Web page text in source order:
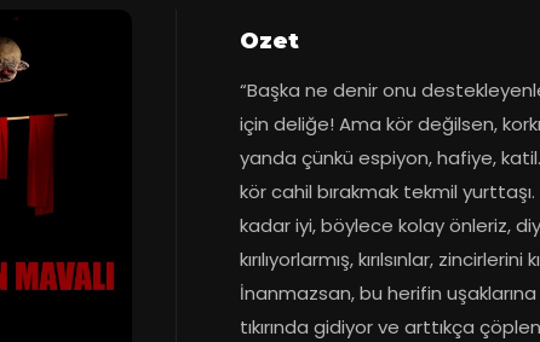
Ozet
“Başka ne denir onu
için deliğe! Ama kör değilsen,
yanda çünkü espiyon, hafiye,
kör cahil bırakmak tekmil
kadar iyi, böylece kolay önleriz,
kırılıyorlarmış, kırılsınlar,
İnanmazsan, bu herifin
tıkırında gidiyor ve arttıkça